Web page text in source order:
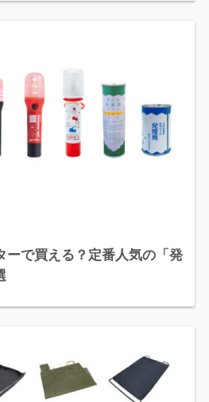
ーで買える？定番人気の「発